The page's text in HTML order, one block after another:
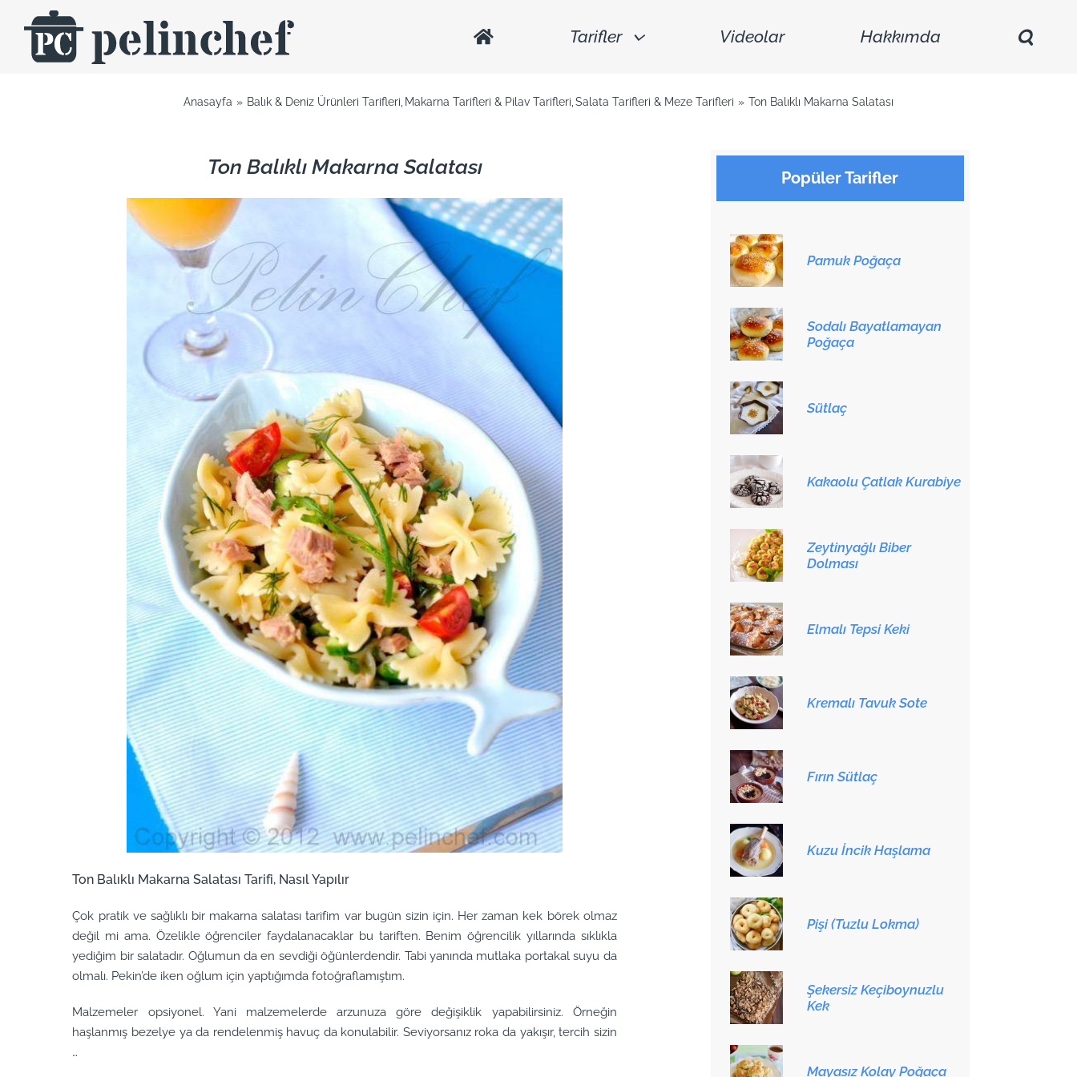
content
Tarifler Videolar Hakkımda
Anasayfa Balık & Deniz Ürünleri Tarifleri Makarna Tarifleri & Pilav Tarifleri Salata Tarifleri & Meze Tarifleri Ton Balıklı Makarna Salatası
Ton Balıklı Makarna Salatası
Ton Balıklı Makarna Salatası Tarifi, Nasıl Yapılır
Çok pratik ve sağlıklı bir makarna salatası tarifim var bugün sizin için. Her zaman kek börek olmaz
değil mi ama. Özelikle öğrenciler faydalanacaklar bu tariften. Benim öğrencilik yıllarında sıklıkla
yediğim bir salatadır. Oğlumun da en sevdiği öğünlerdendir. Tabi yanında mutlaka portakal suyu da
olmalı. Pekin’de iken oğlum için yaptığımda fotoğraflamıştım.
Malzemeler opsiyonel. Yani malzemelerde arzunuza göre değişiklik yapabilirsiniz. Örneğin
haşlanmış bezelye ya da rendelenmiş havuç da konulabilir. Seviyorsanız roka da yakışır, tercih sizin
…
Popüler Tarifler
Pamuk Poğaça
Sodalı Bayatlamayan
Poğaça
Sütlaç
Kakaolu Çatlak Kurabiye
Zeytinyağlı Biber
Dolması
Elmalı Tepsi Keki
Kremalı Tavuk Sote
Fırın Sütlaç
Kuzu İncik Haşlama
Pişi (Tuzlu Lokma)
Şekersiz Keçiboynuzlu
Kek
Mayasız Kolay Poğaça